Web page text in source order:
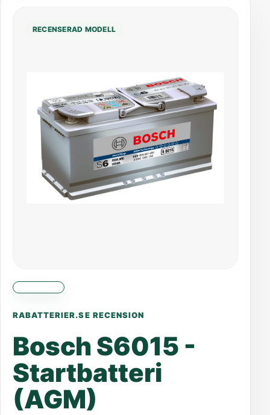
RECENSERAD MODELL
RABATTERIER.SE RECENSION
Bosch S6015 -
Startbatteri
(AGM)